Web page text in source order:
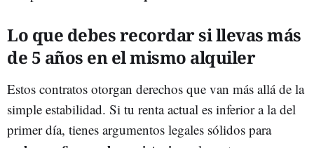
Lo que debes recordar si llevas más
de 5 años en el mismo alquiler
Estos contratos otorgan derechos que van más allá de la
simple estabilidad. Si tu renta actual es inferior a la del
primer día, tienes argumentos legales sólidos para